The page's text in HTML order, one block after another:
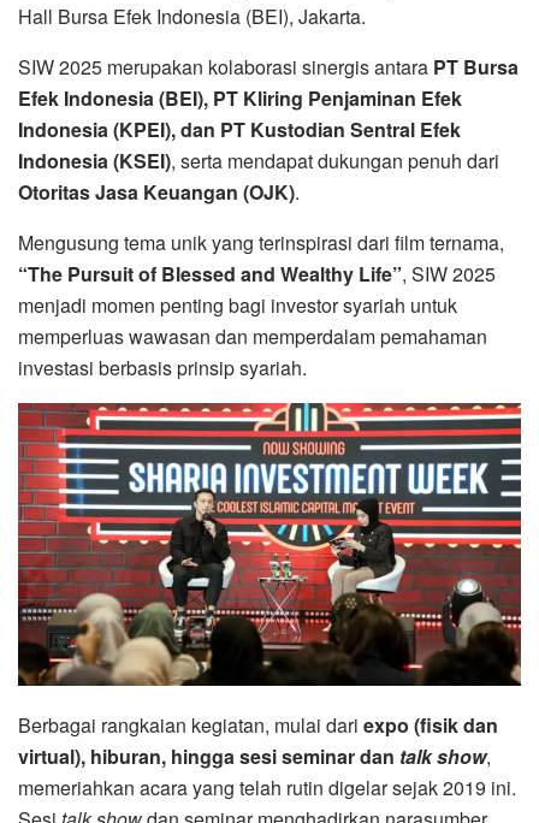
Hall Bursa Efek Indonesia (BEI), Jakarta.
SIW 2025 merupakan kolaborasi sinergis antara PT Bursa
Efek Indonesia (BEI), PT Kliring Penjaminan Efek
Indonesia (KPEI), dan PT Kustodian Sentral Efek
Indonesia (KSEI), serta mendapat dukungan penuh dari
Otoritas Jasa Keuangan (OJK).
Mengusung tema unik yang terinspirasi dari film ternama,
“The Pursuit of Blessed and Wealthy Life”, SIW 2025
menjadi momen penting bagi investor syariah untuk
memperluas wawasan dan memperdalam pemahaman
investasi berbasis prinsip syariah.
Berbagai rangkaian kegiatan, mulai dari expo (fisik dan
virtual), hiburan, hingga sesi seminar dan talk show,
memeriahkan acara yang telah rutin digelar sejak 2019 ini.